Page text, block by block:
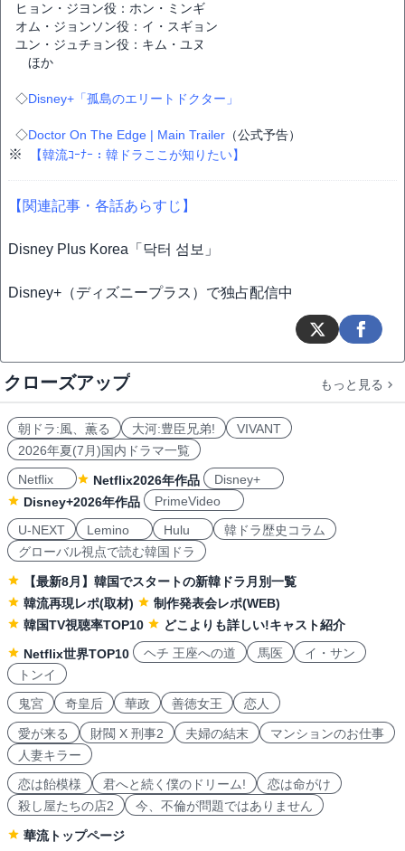
ヒョン・ジヨン役：ホン・ミンギ
オム・ジョンソン役：イ・スギョン
ユン・ジュチョン役：キム・ユヌ
ほか
◇Disney+「孤島のエリートドクター」
◇Doctor On The Edge | Main Trailer （公式予告）
※ 【韓流ｺｰﾅｰ：韓ドラここが知りたい】
【関連記事・各話あらすじ】
Disney Plus Korea「닥터 섬보」
Disney+（ディズニープラス）で独占配信中
クローズアップ もっと見る
朝ドラ:風、薫る 大河:豊臣兄弟!
VIVANT
2026年夏(7月)国内ドラマ一覧
Netflix
Netflix2026年作品
Disney+
Disney+2026年作品
PrimeVideo
U-NEXT
Lemino Hulu
韓ドラ歴史コラム
グローバル視点で読む韓国ドラ
【最新8月】韓国でスタートの新韓ドラ月別一覧
韓流再現レポ(取材)
制作発表会レポ(WEB)
韓国TV視聴率TOP10
どこよりも詳しい!キャスト紹介
Netflix世界TOP10
ヘチ 王座への道 馬医
イ・サン
トンイ
鬼宮
奇皇后 華政 善徳女王 恋人
愛が来る 財閥 X 刑事2 夫婦の結末
マンションのお仕事
人妻キラー
恋は飴模様
君へと続く僕のドリーム!
恋は命がけ
殺し屋たちの店2
今、不倫が問題ではありません
華流トップページ